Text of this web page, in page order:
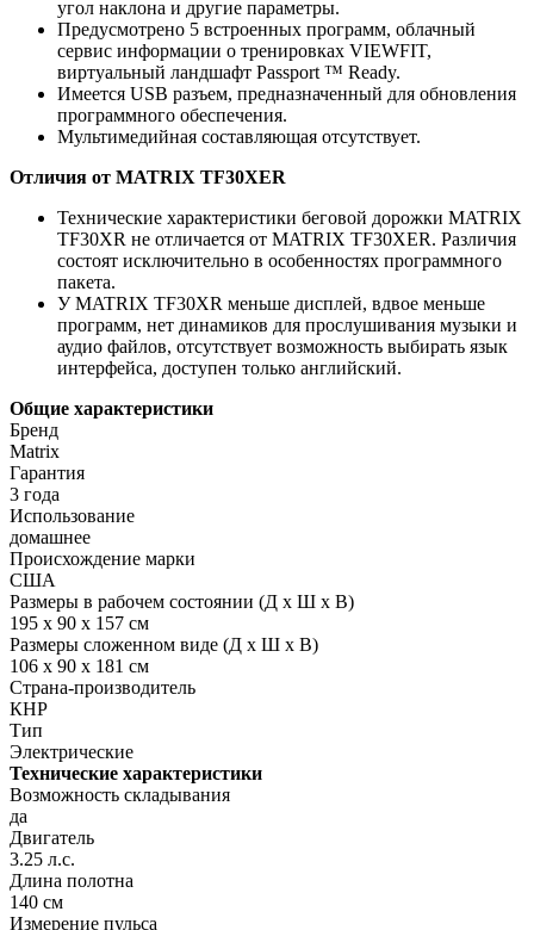
угол наклона и другие параметры.
Предусмотрено 5 встроенных программ, облачный
сервис информации о тренировках VIEWFIT,
виртуальный ландшафт Passport ™ Ready.
Имеется USB разъем, предназначенный для обновления
программного обеспечения.
Мультимедийная составляющая отсутствует.
Отличия от MATRIX TF30XЕR
Технические характеристики беговой дорожки MATRIX
TF30XR не отличается от MATRIX TF30XЕR. Различия
состоят исключительно в особенностях программного
пакета.
У MATRIX TF30XR меньше дисплей, вдвое меньше
программ, нет динамиков для прослушивания музыки и
аудио файлов, отсутствует возможность выбирать язык
интерфейса, доступен только английский.
Общие характеристики
Бренд
Matrix
Гарантия
3 года
Использование
домашнее
Происхождение марки
США
Размеры в рабочем состоянии (Д х Ш х В)
195 x 90 x 157 см
Размеры сложенном виде (Д х Ш х В)
106 x 90 x 181 см
Страна-производитель
КНР
Тип
Электрические
Технические характеристики
Возможность складывания
да
Двигатель
3.25 л.с.
Длина полотна
140 см
Измерение пульса